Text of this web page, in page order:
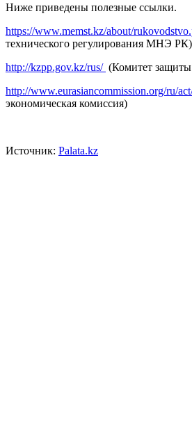
Ниже приведены полезные ссылки.
https://www.memst.kz/about/
технического регулирования МНЭ РК)
http://kzpp.gov.kz/rus/ (Комитет
http://www.eurasiancommission.org/ru/
экономическая комиссия)
Источник: Рalata.kz